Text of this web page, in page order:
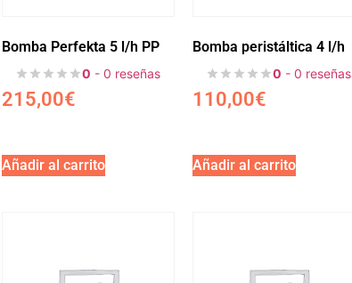
Bomba Perfekta 5 l/h PP
0 - 0 reseñas
215,00€
Añadir al carrito
Bomba peristáltica 4 l/h
0 - 0 reseñas
110,00€
Añadir al carrito